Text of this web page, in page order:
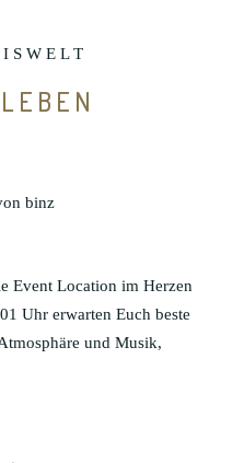
S W E L T
Event Location im Herzen
Uhr erwarten Euch beste
und Musik,